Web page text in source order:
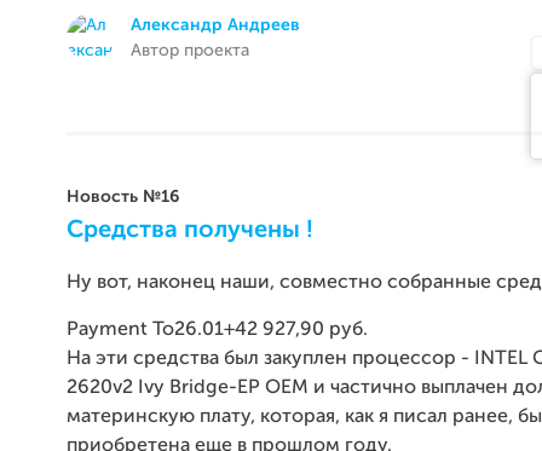
Александр Андреев
Автор проекта
Новость №16
Средства получены !
Ну вот, наконец наши, совместно собранные
Payment To26.01+42 927,90 руб.
На эти средства был закуплен процессор - INTEL
2620v2 Ivy Bridge-EP OEM и частично выплачен
материнскую плату, которая, как я писал ранее,
приобретена еще в прошлом году.